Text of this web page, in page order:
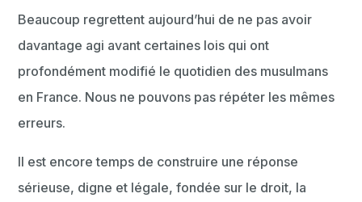
Beaucoup regrettent aujourd’hui de ne pas avoir
davantage agi avant certaines lois qui ont
profondément modifié le quotidien des musulmans
en France. Nous ne pouvons pas répéter les mêmes
erreurs.
Il est encore temps de construire une réponse
sérieuse, digne et légale, fondée sur le droit, la